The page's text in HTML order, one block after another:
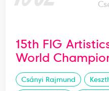
15th FIG
World
Csányi Rajmund